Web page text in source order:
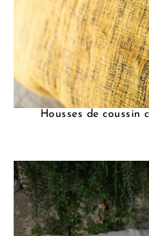
Housses de coussin